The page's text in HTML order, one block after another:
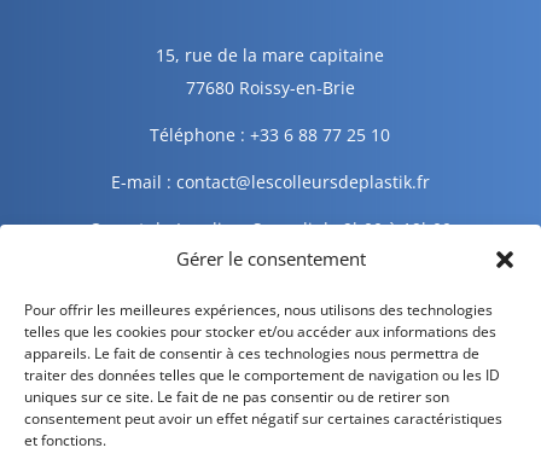
Gérer le consentement
Pour offrir les meilleures expériences, nous utilisons des technologies
telles que les cookies pour stocker et/ou accéder aux informations des
appareils. Le fait de consentir à ces technologies nous permettra de
traiter des données telles que le comportement de navigation ou les ID
uniques sur ce site. Le fait de ne pas consentir ou de retirer son
consentement peut avoir un effet négatif sur certaines caractéristiques
et fonctions.
15, rue de la mare capitaine
77680 Roissy-en-Brie
Téléphone : +33 6 88 77 25 10
E-mail : contact@lescolleursdeplastik.fr
Ouvert du Lundi au Samedi de 9h00 à 19h00
Informations légales
Mentions légales
Politique de confidentialité